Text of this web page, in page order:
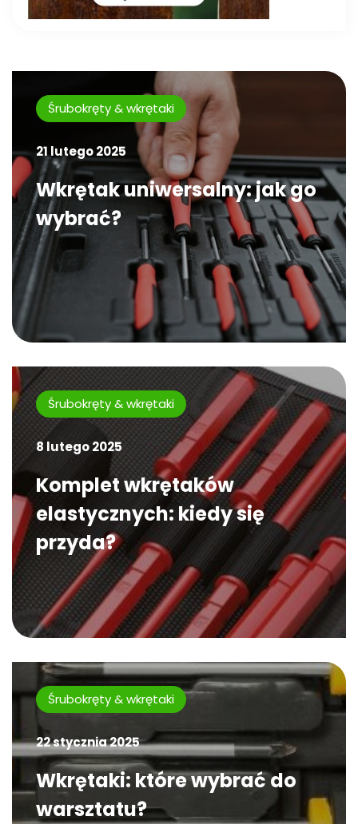
Śrubokręty & wkrętaki
21 lutego 2025
Wkrętak uniwersalny: jak go
wybrać?
Śrubokręty & wkrętaki
8 lutego 2025
Komplet wkrętaków
elastycznych: kiedy się
przyda?
Śrubokręty & wkrętaki
22 stycznia 2025
Wkrętaki: które wybrać do
warsztatu?